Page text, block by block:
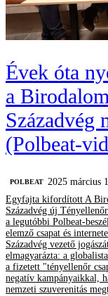
Évek óta
a
Századvég
(Polbeat-
‎POLBEAT
2025 március
Egyfajta kifordított A
Századvég új
a legutóbbi Polbeat-
elemző csapat és
Századvég vezető
elmagyarázta: a
a fizetett "tényellenőr
negatív kampányaikkal,
nemzeti szuverenitás